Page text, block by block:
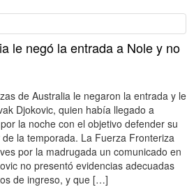
le negó la entrada a Nole y no
de Australia le negaron la entrada y le
Djokovic, quien había llegado a
la noche con el objetivo defender su
la temporada. La Fuerza Fronteriza
por la madrugada un comunicado en
no presentó evidencias adecuadas
de ingreso, y que […]